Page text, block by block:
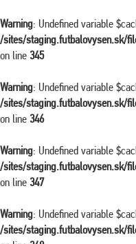
Warning: Undefined variable
/sites/staging.futbalovysen.sk/
on line 345
Warning: Undefined variable
/sites/staging.futbalovysen.sk/
on line 346
Warning: Undefined variable
/sites/staging.futbalovysen.sk/
on line 347
Warning: Undefined variable
/sites/staging.futbalovysen.sk/